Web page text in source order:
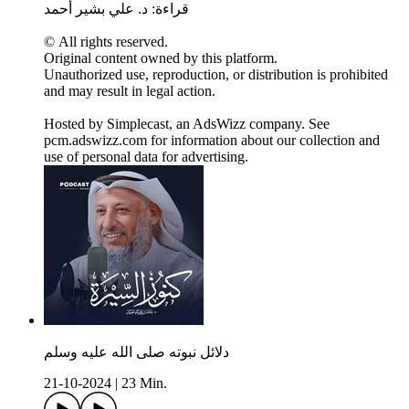
قراءة: د. علي بشير أحمد
© All rights reserved.
Original content owned by this platform.
Unauthorized use, reproduction, or distribution is prohibited
and may result in legal action.
Hosted by Simplecast, an AdsWizz company. See
pcm.adswizz.com for information about our collection and
use of personal data for advertising.
دلائل نبوته صلى الله عليه وسلم
21-10-2024
23 Min.